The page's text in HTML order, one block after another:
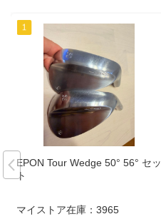
EPON Tour Wedge 50° 56° セッ
ト
マイストア在庫： 3965